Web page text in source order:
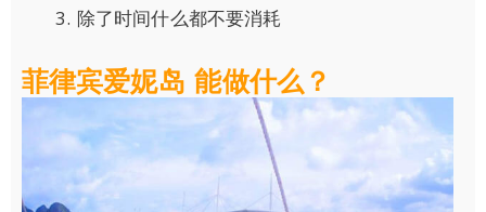
除了时间什么都不要消耗
菲律宾爱妮岛 能做什么？